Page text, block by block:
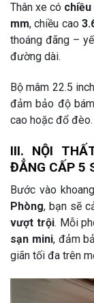
Thân xe có chiều
mm, chiều cao
thoáng đãng –
đường dài.
Bộ mâm 22.5
đảm bảo độ
cao hoặc đổ đèo.
III. NỘI
ĐẲNG CẤP 5
Bước vào
Phòng, bạn sẽ
vượt trội. Mỗi
sạn mini, đảm
giãn tối đa trên